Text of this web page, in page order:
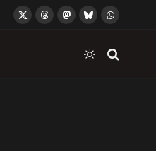
X
ThreadsMastodon
BlueskyWhatsApp